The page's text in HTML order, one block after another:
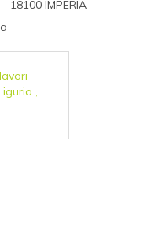
18100 IMPERIA
,